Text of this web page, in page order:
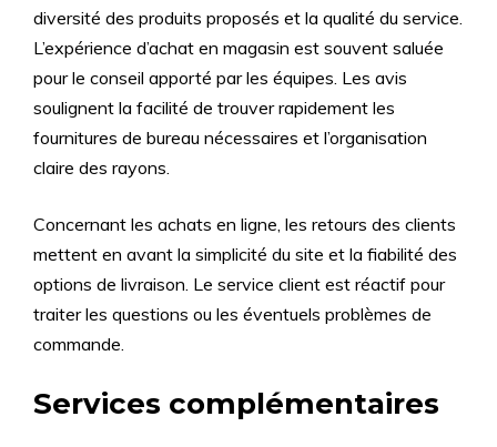
diversité des produits proposés et la qualité du service.
L’expérience d’achat en magasin est souvent saluée
pour le conseil apporté par les équipes. Les avis
soulignent la facilité de trouver rapidement les
fournitures de bureau nécessaires et l’organisation
claire des rayons.
Concernant les achats en ligne, les retours des clients
mettent en avant la simplicité du site et la fiabilité des
options de livraison. Le service client est réactif pour
traiter les questions ou les éventuels problèmes de
commande.
Services complémentaires